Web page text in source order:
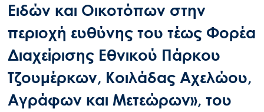
Ειδών και Οικοτόπων στην
περιοχή ευθύνης του τέως Φορέα
Διαχείρισης Εθνικού Πάρκου
Τζουμέρκων, Κοιλάδας Αχελώου,
Αγράφων και Μετεώρων», του